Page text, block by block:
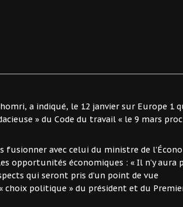
a indiqué, le 12 janvier sur Europe 1
» du Code du travail « le 9 mars
avec celui du ministre de
opportunités économiques : « Il n’y aura
qui seront pris d’un point de vue
choix politique » du président et du